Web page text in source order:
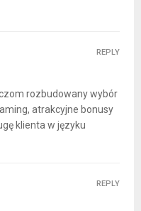
rozbudowany wybór
atrakcyjne bonusy
klienta w języku
REPLY
REPLY